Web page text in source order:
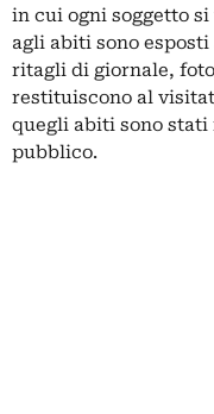
in cui ogni soggetto
agli abiti sono
ritagli di giornale,
restituiscono al
quegli abiti sono
pubblico.